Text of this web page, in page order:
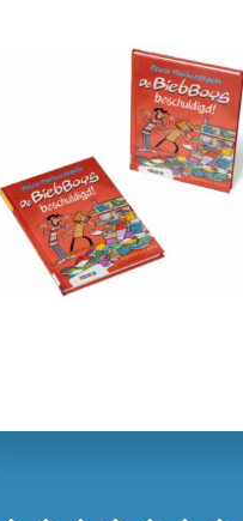
Verschijningsdatum: 15-03-
Kenmerken van dit boek
9 – 12 jaar